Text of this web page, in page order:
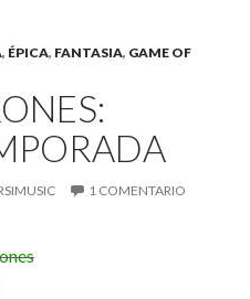
, ÉPICA, FANTASIA, GAME OF
1 COMENTARIO